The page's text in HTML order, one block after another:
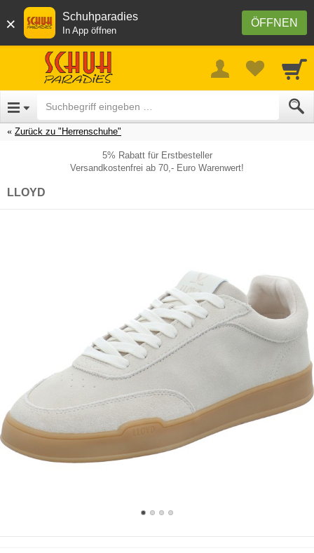
× ÖFFNEN
Schuhparadies
In App öffnen
Zurück zu "Herrenschuhe"
5% Rabatt für Erstbesteller
Versandkostenfrei ab 70,- Euro Warenwert!
LLOYD